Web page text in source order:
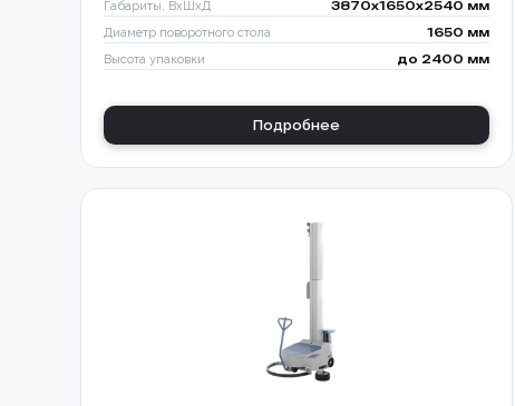
Габариты, ВхШхД 3870х1650х2540 мм
Диаметр поворотного стола 1650 мм
Высота упаковки до 2400 мм
Подробнее